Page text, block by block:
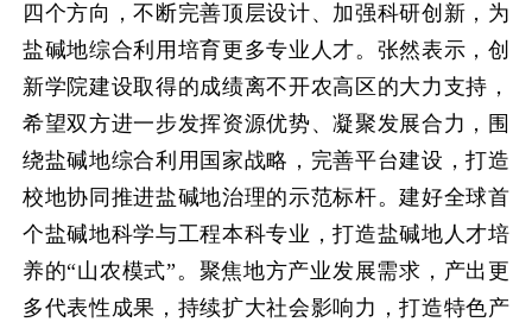
四个方向，不断完善顶层设计、加强科研创新，为
盐碱地综合利用培育更多专业人才。张然表示，创
新学院建设取得的成绩离不开农高区的大力支持，
希望双方进一步发挥资源优势、凝聚发展合力，围
绕盐碱地综合利用国家战略，完善平台建设，打造
校地协同推进盐碱地治理的示范标杆。建好全球首
个盐碱地科学与工程本科专业，打造盐碱地人才培
养的“山农模式”。聚焦地方产业发展需求，产出更
多代表性成果，持续扩大社会影响力，打造特色产